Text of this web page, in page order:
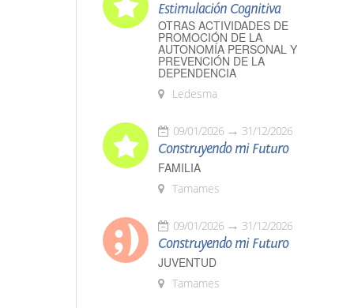
Estimulación Cognitiva
OTRAS ACTIVIDADES DE
PROMOCIÓN DE LA
AUTONOMÍA PERSONAL Y
PREVENCIÓN DE LA
DEPENDENCIA
Ledesma
09/01/2026 31/12/2026
Construyendo mi Futuro
FAMILIA
Tamames
09/01/2026 31/12/2026
Construyendo mi Futuro
JUVENTUD
Tamames